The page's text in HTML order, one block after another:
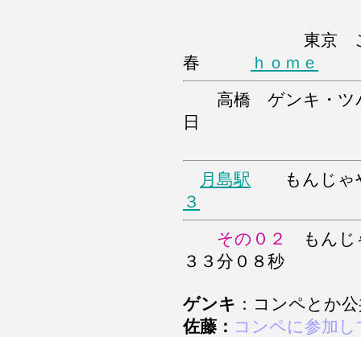
東京
春
ｈｏｍｅ
高橋 ゲンキ・ツ
日
月島駅 もんじ
３
その０２
もんじ
３３分０８秒
ゲンキ ：コンペとか
佐藤： コンペに参加